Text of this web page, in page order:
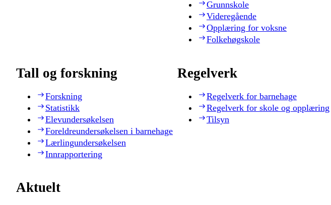
Grunnskole
Videregående
Opplæring for voksne
Folkehøgskole
Tall og forskning
Forskning
Statistikk
Elevundersøkelsen
Foreldreundersøkelsen i barnehage
Lærlingundersøkelsen
Innrapportering
Regelverk
Regelverk for barnehage
Regelverk for skole og opplæring
Tilsyn
Aktuelt